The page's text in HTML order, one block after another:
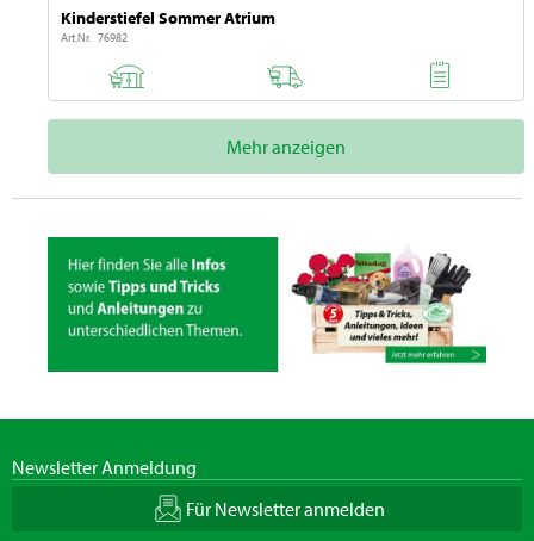
Kinderstiefel Sommer Atrium
Art.Nr. 76982
Mehr anzeigen
Newsletter Anmeldung
Für Newsletter anmelden